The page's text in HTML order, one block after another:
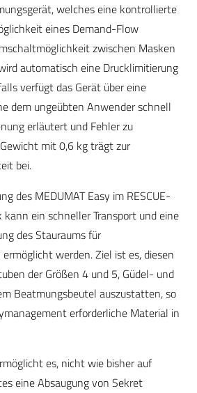
welches eine kontrollierte
eines Demand-Flow
zwischen Masken
automatisch eine Drucklimitierung
verfügt das Gerät über eine
dem ungeübten Anwender schnell
erläutert und Fehler zu
mit 0,6 kg trägt zur
bei.
des MEDUMAT Easy im RESCUE-
kann ein schneller Transport und eine
des Stauraums für
werden. Ziel ist es, diesen
der Größen 4 und 5, Güdel- und
Beatmungsbeutel auszustatten, so
erforderliche Material in
es, nicht wie bisher auf
eine Absaugung von Sekret